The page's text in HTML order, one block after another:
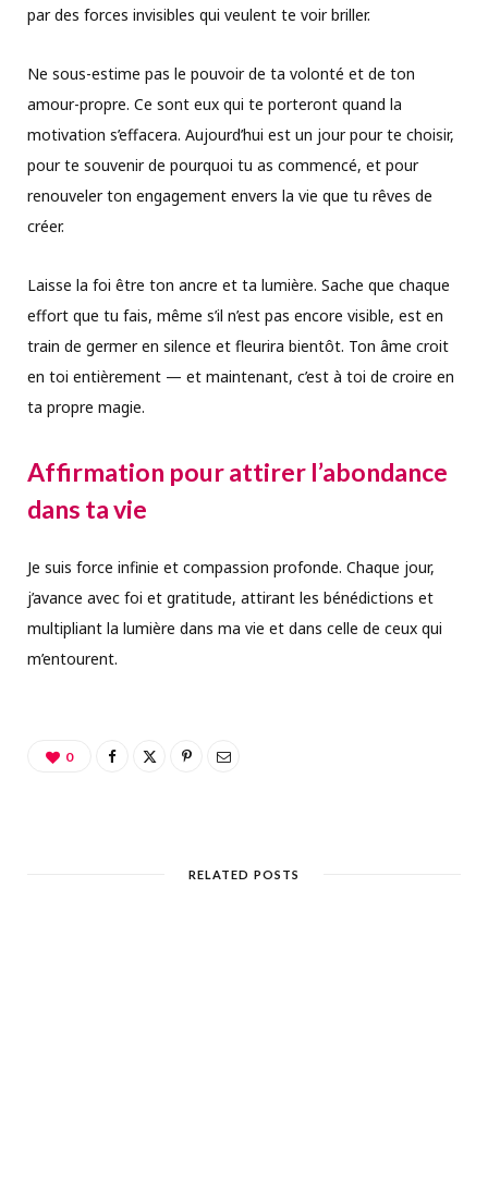
par des forces invisibles qui veulent te voir briller.
Ne sous-estime pas le pouvoir de ta volonté et de ton
amour-propre. Ce sont eux qui te porteront quand la
motivation s’effacera. Aujourd’hui est un jour pour te choisir,
pour te souvenir de pourquoi tu as commencé, et pour
renouveler ton engagement envers la vie que tu rêves de
créer.
Laisse la foi être ton ancre et ta lumière. Sache que chaque
effort que tu fais, même s’il n’est pas encore visible, est en
train de germer en silence et fleurira bientôt. Ton âme croit
en toi entièrement — et maintenant, c’est à toi de croire en
ta propre magie.
Affirmation pour attirer l’abondance
dans ta vie
Je suis force infinie et compassion profonde. Chaque jour,
j’avance avec foi et gratitude, attirant les bénédictions et
multipliant la lumière dans ma vie et dans celle de ceux qui
m’entourent.
0
RELATED POSTS